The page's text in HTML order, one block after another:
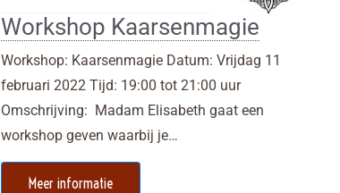
Workshop Kaarsenmagie
Workshop: Kaarsenmagie Datum: Vrijdag 11
februari 2022 Tijd: 19:00 tot 21:00 uur
Omschrijving: Madam Elisabeth gaat een
workshop geven waarbij je…
Meer informatie